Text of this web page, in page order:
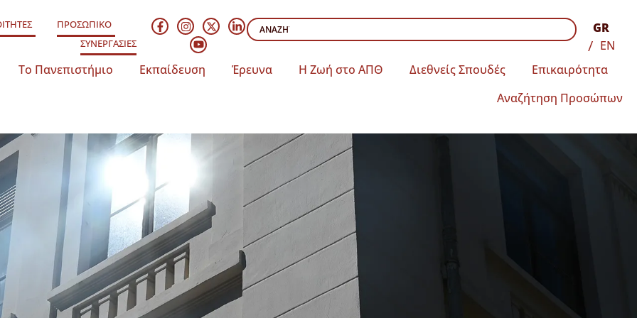
ΠΡΟΣΩΠΙΚΟ
ΣΥΝΕΡΓΑΣΙΕΣ
GR
EN
Το Πανεπιστήμιο
Εκπαίδευση Έρευνα Η Ζωή στο ΑΠΘ Διεθνείς Σπουδές
Επικαιρότητα
Αναζήτηση Προσώπων